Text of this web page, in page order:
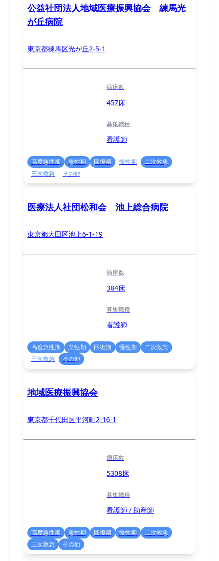
公益社団法人地域医療振興協会 練馬光
が丘病院
東京都練馬区光が丘2-5-1
病床数
457床
募集職種
看護師
高度急性期 急性期 回復期 慢性期
二次救急
三次救急
その他
医療法人社団松和会 池上総合病院
東京都大田区池上6-1-19
病床数
384床
募集職種
看護師
高度急性期 急性期 回復期 慢性期
二次救急
三次救急
その他
地域医療振興協会
東京都千代田区平河町2-16-1
病床数
5308床
募集職種
看護師 / 助産師
高度急性期 急性期 回復期 慢性期
二次救急
三次救急
その他